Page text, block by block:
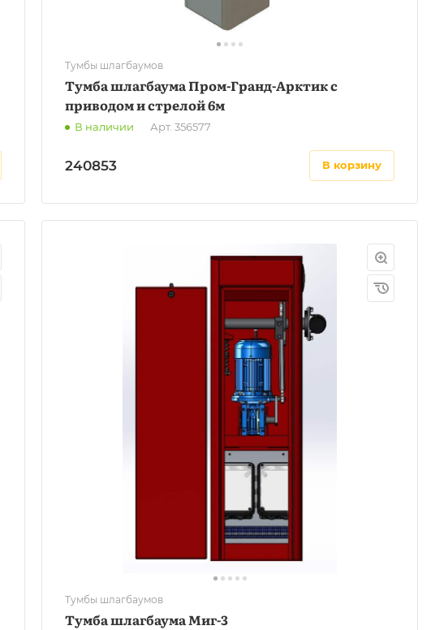
Тумбы шлагбаумов
Тумба шлагбаума Пром-Гранд-Арктик с
приводом и стрелой 6м
В наличии Арт. 356577
240853 в корзину
Тумбы шлагбаумов
Тумба шлагбаума Миг-3